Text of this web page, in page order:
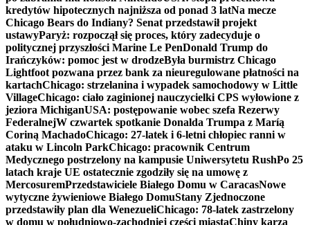
kredytów hipotecznych najniższa od ponad 3 latNa mecze
Chicago Bears do Indiany? Senat przedstawił projekt
ustawyParyż: rozpoczął się proces, który zadecyduje o
politycznej przyszłości Marine Le PenDonald Trump do
Irańczyków: pomoc jest w drodzeByła burmistrz Chicago
Lightfoot pozwana przez bank za nieuregulowane płatności na
kartachChicago: strzelanina i wypadek samochodowy w Little
VillageChicago: ciało zaginionej nauczycielki CPS wyłowione z
jeziora MichiganUSA: postępowanie wobec szefa Rezerwy
FederalnejW czwartek spotkanie Donalda Trumpa z Maríą
Coriną MachadoChicago: 27-latek i 6-letni chłopiec ranni w
ataku w Lincoln ParkChicago: pracownik Centrum
Medycznego postrzelony na kampusie Uniwersytetu RushPo 25
latach kraje UE ostatecznie zgodziły się na umowę z
MercosuremPrzedstawiciele Białego Domu w CaracasNowe
wytyczne żywieniowe Białego DomuStany Zjednoczone
przedstawiły plan dla WenezueliChicago: 78-latek zastrzelony
w domu w południowo-zachodniej części miastaChiny karzą